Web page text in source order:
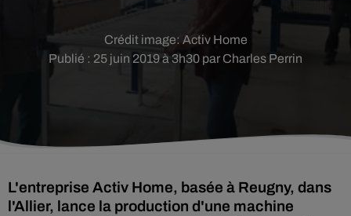
Publié : 25 juin 2019 à 3h30 par Charles Perrin
Crédit image: Activ Home
L'entreprise Activ Home, basée à Reugny, dans
l'Allier, lance la production d'une machine